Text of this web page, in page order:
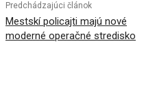
Predchádzajúci článok
Mestskí policajti majú nové
moderné operačné stredisko